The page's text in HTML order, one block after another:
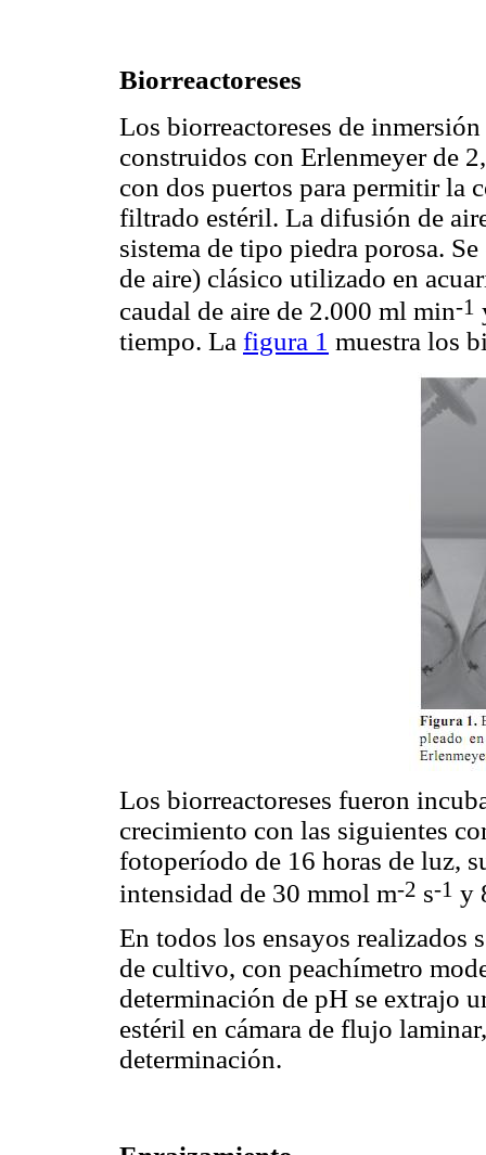
Biorreactoreses
Los biorreactoreses de
construidos con Erlenmeyer de
con dos puertos para permitir la
filtrado estéril. La difusión de
sistema de tipo piedra porosa.
de aire) clásico utilizado en
caudal de aire de 2.000 ml min-1
tiempo. La figura 1 muestra los
Los biorreactoreses fueron
crecimiento con las siguientes
fotoperíodo de 16 horas de luz,
intensidad de 30 mmol m-2 s-1 y
En todos los ensayos realizados
de cultivo, con peachímetro
determinación de pH se extrajo
estéril en cámara de flujo
determinación.